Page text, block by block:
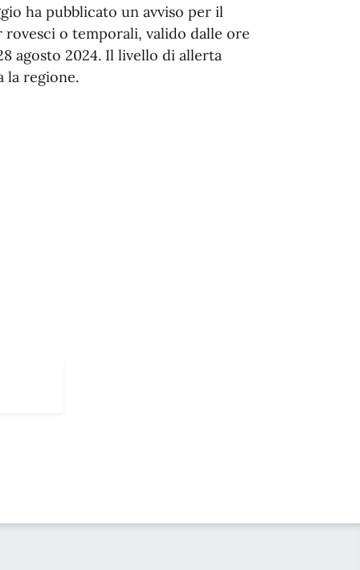
ha pubblicato un avviso per il
o temporali, valido dalle ore
agosto 2024. Il livello di allerta
la regione.